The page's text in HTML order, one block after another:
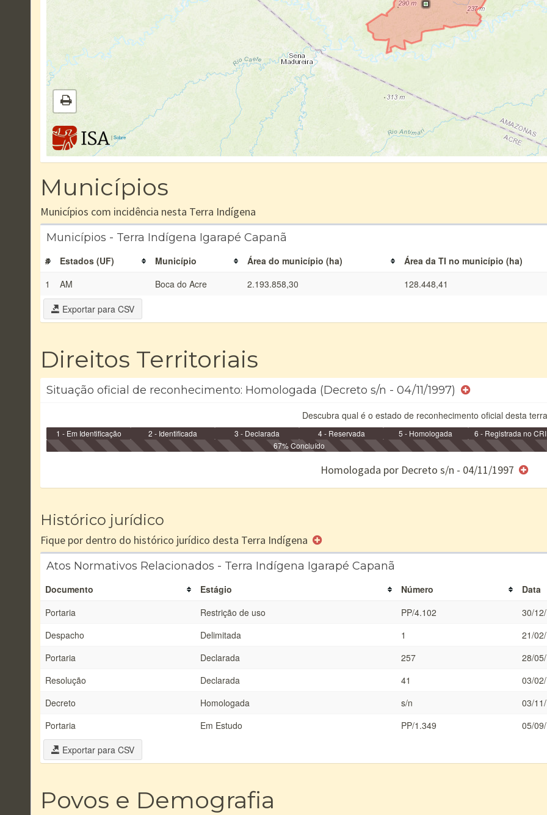
|Sobre
Municípios
Municípios com incidência nesta Terra Indígena
Municípios - Terra Indígena Igarapé Capanã
# Estados (UF) Município Área do município (ha)
Área da TI no município (ha)
1
AM Boca do Acre 2.193.858,30 128.448,41
Exportar para CSV
Direitos Territoriais
Situação oficial de reconhecimento: Homologada (Decreto s/n - 04/11/1997)
Descubra qual é o estado de reconhecimento oficial desta
1 - Em Identificação 2 - Identificada 3 - Declarada 4 - Reservada 5 - Homologada
6 - Registrada no CRI
e/ou SPU
67% Concluído
Homologada por Decreto s/n - 04/11/1997
Histórico jurídico
Fique por dentro do histórico jurídico desta Terra Indígena
Atos Normativos Relacionados - Terra Indígena Igarapé Capanã
Documento Estágio Número
Data
Portaria
Restrição de uso PP/4.102
30/
Despacho
Delimitada 1
21/
Portaria
Declarada 257
28/
Resolução
Declarada 41
03/
Decreto
Homologada s/n
03/
Portaria
Em Estudo PP/1.349
05/
Exportar para CSV
Povos e Demografia